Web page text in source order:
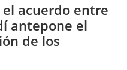
acuerdo entre
antepone el
de los